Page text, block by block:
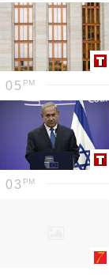
05
03